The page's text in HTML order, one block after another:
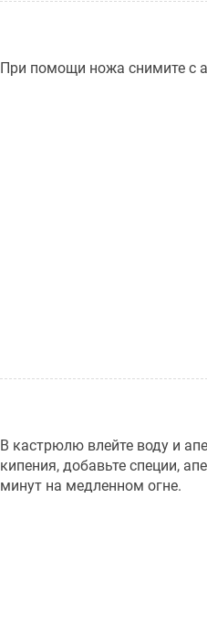
При помощи ножа снимите с
В кастрюлю влейте воду и
кипения, добавьте специи,
минут на медленном огне.